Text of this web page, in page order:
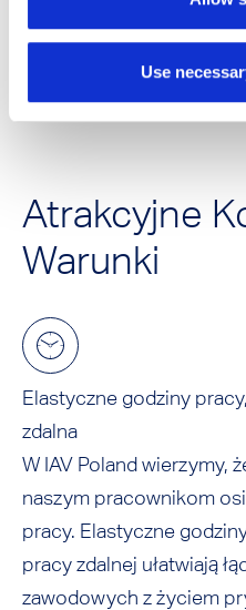
Use
Złóż Wniosek
Atrakcyjne
Warunki
Elastyczne godziny
zdalna
W IAV Poland wierzymy,
naszym pracownikom
pracy. Elastyczne
pracy zdalnej ułatwiają
zawodowych z życiem